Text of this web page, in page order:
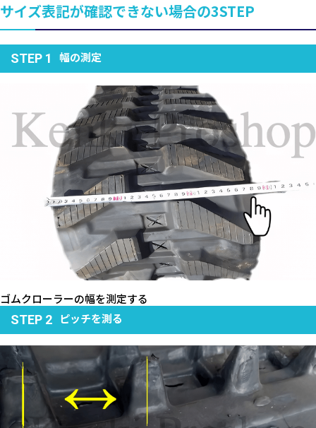
サイズ表記が確認できない場合の3STEP
STEP 1 幅の測定
ゴムクローラーの幅を測定する
STEP 2 ピッチを測る